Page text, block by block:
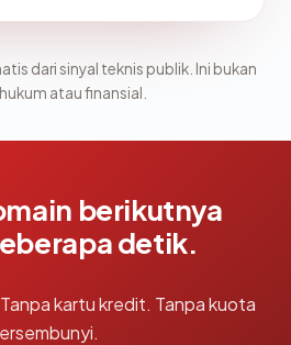
dari sinyal teknis publik. Ini bukan
atau finansial.
berikutnya
detik.
kartu kredit. Tanpa kuota